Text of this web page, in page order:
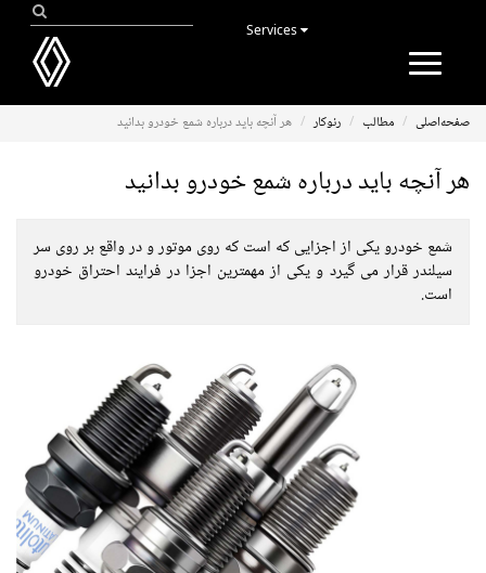
Toggle
صفحه‌اصلی مطالب رنوکار هر آنچه باید درباره شمع خودرو بدانید
هر آنچه باید درباره شمع خودرو بدانید
شمع خودرو یکی از اجزایی که است که روی موتور و در واقع بر روی سر
سیلندر قرار می گیرد و یکی از مهمترین اجزا در فرایند احتراق خودرو
است.